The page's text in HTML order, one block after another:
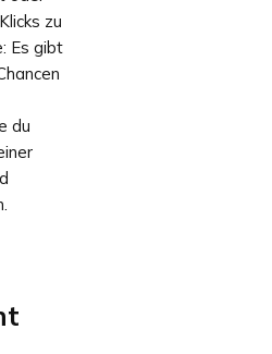
zu
Es gibt
du